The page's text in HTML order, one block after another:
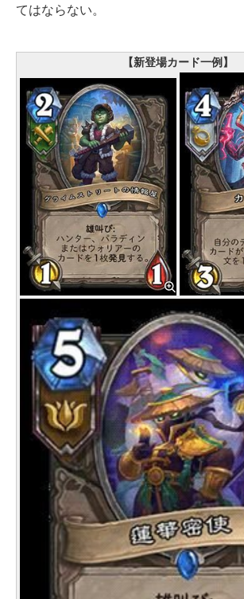
てはならない。
【新登場カード一例】